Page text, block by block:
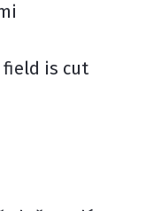
field is cut